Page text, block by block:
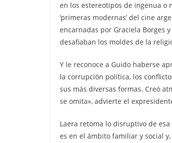
en los estereotipos de ingenua o
‘primeras modernas’ del cine
encarnadas por Graciela Borges
desafiaban los moldes de la
Y le reconoce a Guido haberse
la corrupción política, los
sus más diversas formas. Creó
se omita», advierte el
Laera retoma lo disruptivo de
es en el ámbito familiar y social